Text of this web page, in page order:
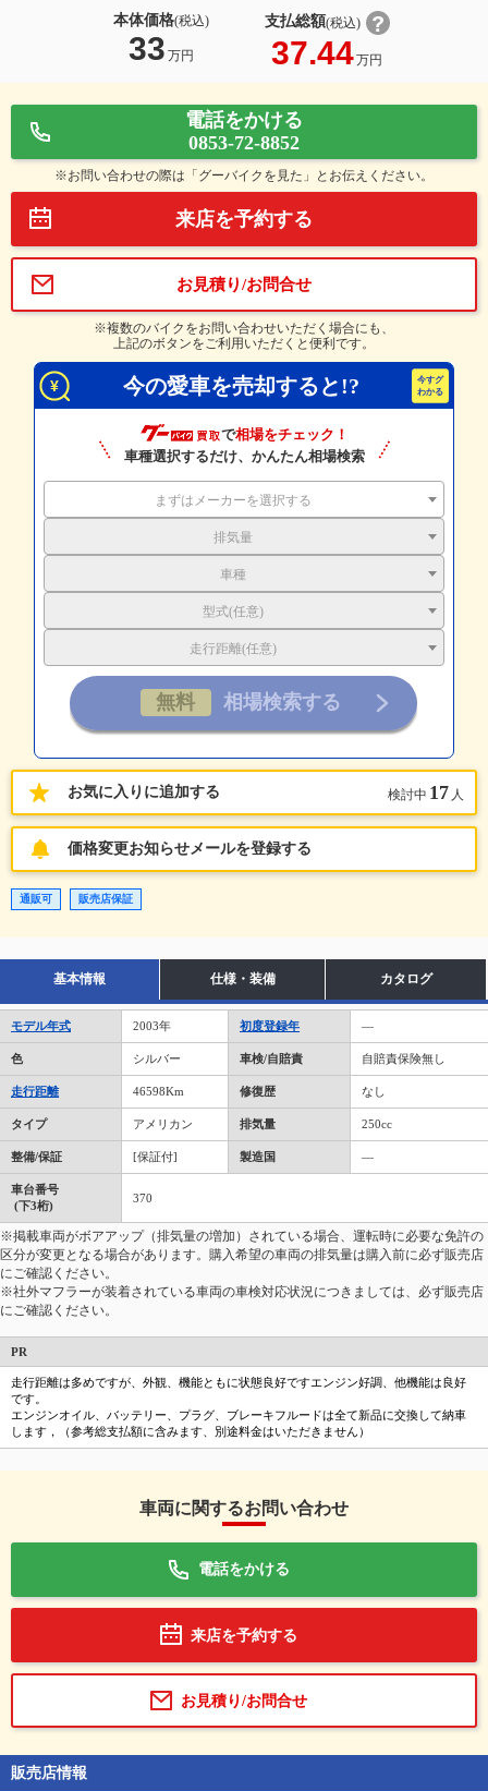
本体価格(税込)
33 万円
支払総額(税込)
37.44万円
電話をかける
0853-72-8852
※お問い合わせの際は「グーバイクを見た」とお伝えください。
来店を予約する
お見積り/お問合せ
※複数のバイクをお問い合わせいただく場合にも、
上記のボタンをご利用いただくと便利です。
今の愛車を売却すると!?
で相場をチェック！
車種選択するだけ、かんたん相場検索
まずはメーカーを選択する
排気量
車種
型式(任意)
走行距離(任意)
お気に入りに追加する 検討中 17 人
価格変更お知らせメールを登録する
通販可 販売店保証
基本情報 仕様・装備 カタログ
モデル年式 2003年 初度登録年 ―
色 シルバー 車検/自賠責 自賠責保険無し
走行距離 46598Km 修復歴 なし
タイプ アメリカン 排気量 250cc
整備/保証 [保証付] 製造国 ―
車台番号
(下3桁)
370
※掲載車両がボアアップ（排気量の増加）されている場合、運転時に必要な免許の
区分が変更となる場合があります。購入希望の車両の排気量は購入前に必ず販売店
にご確認ください。
※社外マフラーが装着されている車両の車検対応状況につきましては、必ず販売店
にご確認ください。
PR
走行距離は多めですが、外観、機能ともに状態良好ですエンジン好調、他機能は良好
です。
エンジンオイル、バッテリー、プラグ、ブレーキフルードは全て新品に交換して納車
します，（参考総支払額に含みます、別途料金はいただきません）
車両に関するお問い合わせ
電話をかける
来店を予約する
お見積り/お問合せ
販売店情報